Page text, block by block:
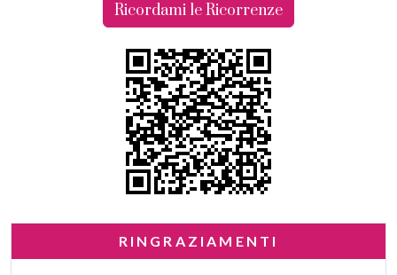
Ricordami le Ricorrenze
RINGRAZIAMENTI